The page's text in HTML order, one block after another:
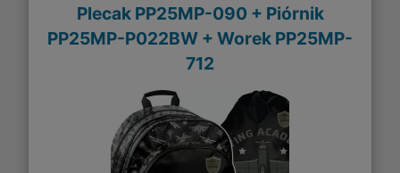
Plecak PP25MP-090 + Piórnik
PP25MP-P022BW + Worek PP25MP-
712